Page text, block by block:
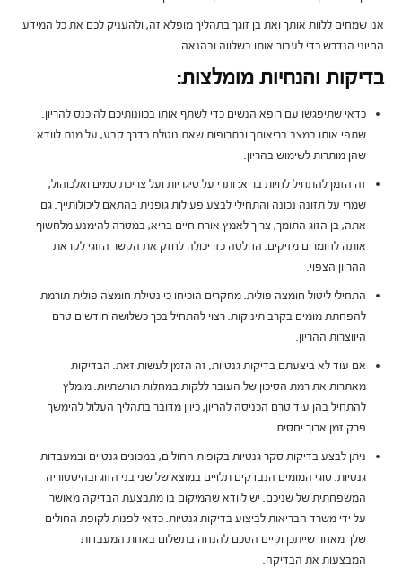
אנו שמחים ללוות אותך ואת בן זוגך בתהליך מופלא זה, ולהעניק לכם את כל המידע
החיוני הנדרש כדי לעבור אותו בשלווה ובהנאה.
בדיקות והנחיות מומלצות:
כדאי שתיפגשו עם רופא הנשים כדי לשתף אותו בכוונותיכם להיכנס להריון.
שתפי אותו במצב בריאותך ובתרופות שאת נוטלת כדרך קבע, על מנת לוודא
שהן מותרות לשימוש בהריון.
זה הזמן להתחיל לחיות בריא: ותרי על סיגריות ועל צריכת סמים ואלכוהול,
שמרי על תזונה נכונה והתחילי לבצע פעילות גופנית בהתאם ליכולותייך. גם
אתה, בן הזוג התומך, צריך לאמץ אורח חיים בריא, במטרה להימנע מלחשוף
אותה לחומרים מזיקים. החלטה כזו יכולה לחזק את הקשר הזוגי לקראת
ההריון הצפוי.
התחילי ליטול חומצה פולית. מחקרים הוכיחו כי נטילת חומצה פולית תורמת
להפחתת מומים בקרב תינוקות. רצוי להתחיל בכך כשלושה חודשים טרם
היווצרות ההריון.
אם עוד לא ביצעתם בדיקות גנטיות, זה הזמן לעשות זאת. הבדיקות
מאתרות את רמת הסיכון של העובר ללקות במחלות תורשתיות. מומלץ
להתחיל בהן עוד טרם הכניסה להריון, כיוון מדובר בתהליך העלול להימשך
פרק זמן ארוך יחסית.
ניתן לבצע בדיקות סקר גנטיות בקופות החולים, במכונים גנטיים ובמעבדות
גנטיות. סוגי המומים הנבדקים תלויים במוצא של שני בני הזוג ובהיסטוריה
המשפחתית של שניכם. יש לוודא שהמיקום בו מתבצעת הבדיקה מאושר
על ידי משרד הבריאות לביצוע בדיקות גנטיות. כדאי לפנות לקופת החולים
שלך מאחר שייתכן וקיים הסכם להנחה בתשלום באחת המעבדות
המבצעות את הבדיקה.